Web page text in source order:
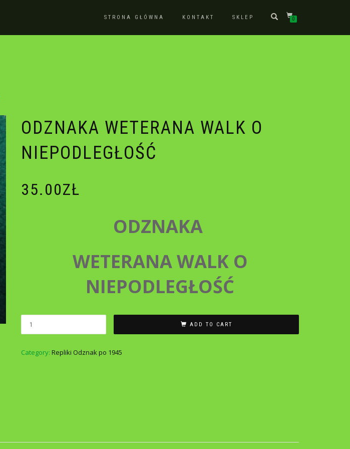
STRONA GŁÓWNA KONTAKT SKLEP 0
ODZNAKA WETERANA WALK O
NIEPODLEGŁOŚĆ
35.00ZŁ
ODZNAKA
WETERANA WALK O
NIEPODLEGŁOŚĆ
ADD TO CART
Category: Repliki Odznak po 1945